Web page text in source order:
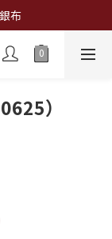
折300...
布
折300...
）